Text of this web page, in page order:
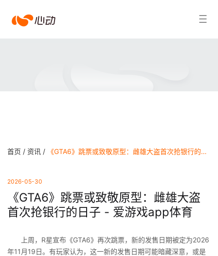
爱搜索结果
首页 / 资讯 / 《GTA6》跳票或致敬原型：雌雄大盗首次抢银行的日子 - 爱游戏app体育
2026-05-30
《GTA6》跳票或致敬原型：雌雄大盗
首次抢银行的日子 - 爱游戏app体育
上周，R星宣布《GTA6》再次跳票，新的发售日期被定为2026
年11月19日。有玩家认为，这一新的发售日期可能暗藏深意，或是